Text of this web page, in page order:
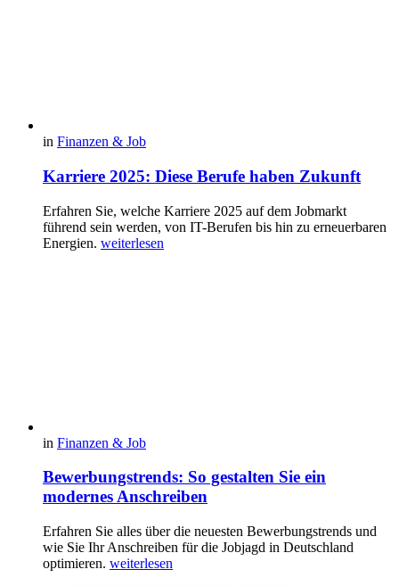
in Finanzen & Job
Karriere 2025: Diese Berufe haben Zukunft
Erfahren Sie, welche Karriere 2025 auf dem Jobmarkt
führend sein werden, von IT-Berufen bis hin zu erneuerbaren
Energien. weiterlesen
in Finanzen & Job
Bewerbungstrends: So gestalten Sie ein
modernes Anschreiben
Erfahren Sie alles über die neuesten Bewerbungstrends und
wie Sie Ihr Anschreiben für die Jobjagd in Deutschland
optimieren. weiterlesen